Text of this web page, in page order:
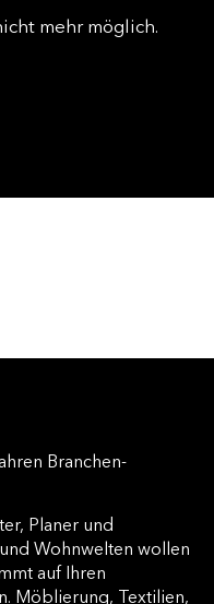
mehr möglich.
Branchen-
Planer und
Wohnwelten wollen
auf Ihren
Möblierung, Textilien,